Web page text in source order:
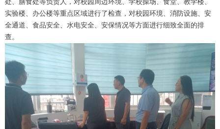
处、膳食处等负责人，对校园周边环境、学校操场、食堂、教学楼、
实验楼、办公楼等重点区域进行了检查，对校园环境、消防设施、安
全通道、食品安全、水电安全、安保情况等方面进行细致全面的排
查。